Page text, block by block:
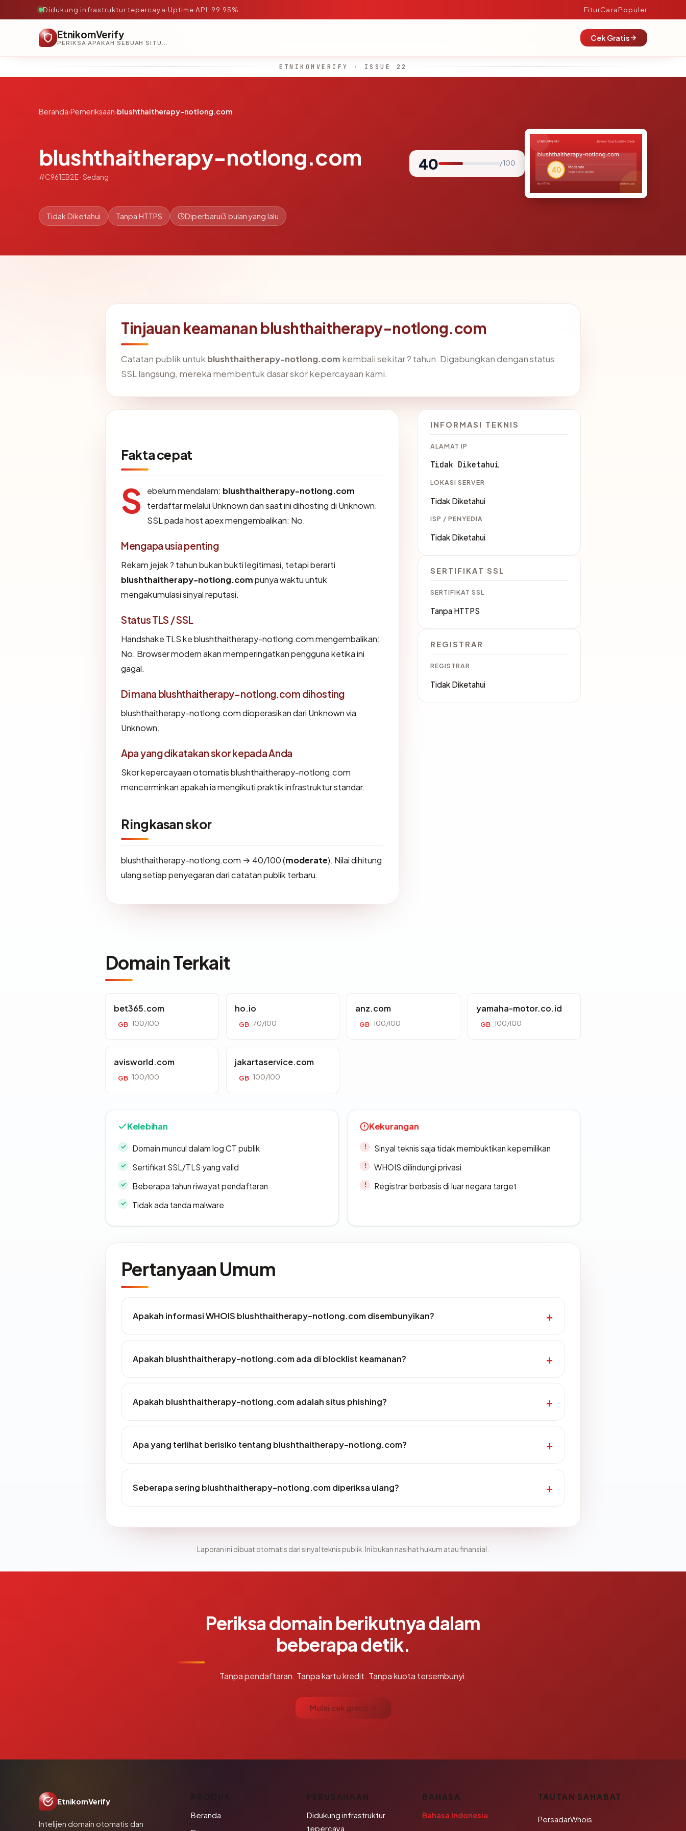
Didukung infrastruktur tepercaya·Uptime API: 99.95% FiturCaraPopuler
EtnikomVerify
PERIKSA APAKAH SEBUAH SITUS AMAN, TEPERCAYA, DAN TERVERIFIKASI DALAM HITUNGAN DETIK.
Cek Gratis
ETNIKOMVERIFY · ISSUE 22
Beranda›Pemeriksaan›blushthaitherapy-notlong.com
blushthaitherapy-notlong.com
#C961EB2E · Sedang
40 / 100
Tidak Diketahui Tanpa HTTPS Diperbarui3 bulan yang lalu
Tinjauan keamanan blushthaitherapy-notlong.com
Catatan publik untuk blushthaitherapy-notlong.com kembali sekitar ? tahun. Digabungkan dengan status
SSL langsung, mereka membentuk dasar skor kepercayaan kami.
Fakta cepat
S ebelum mendalam: blushthaitherapy-notlong.com
terdaftar melalui Unknown dan saat ini dihosting di Unknown.
SSL pada host apex mengembalikan: No.
Mengapa usia penting
Rekam jejak ? tahun bukan bukti legitimasi, tetapi berarti
blushthaitherapy-notlong.compunya waktu untuk
mengakumulasi sinyal reputasi.
Status TLS / SSL
Handshake TLS ke blushthaitherapy-notlong.com mengembalikan:
No. Browser modern akan memperingatkan pengguna ketika ini
gagal.
Di mana blushthaitherapy-notlong.com dihosting
blushthaitherapy-notlong.com dioperasikan dari Unknown via
Unknown.
Apa yang dikatakan skor kepada Anda
Skor kepercayaan otomatis blushthaitherapy-notlong.com
mencerminkan apakah ia mengikuti praktik infrastruktur standar.
Ringkasan skor
blushthaitherapy-notlong.com → 40/100 (moderate). Nilai dihitung
ulang setiap penyegaran dari catatan publik terbaru.
INFORMASI TEKNIS
ALAMAT IP
Tidak Diketahui
LOKASI SERVER
Tidak Diketahui
ISP / PENYEDIA
Tidak Diketahui
SERTIFIKAT SSL
SERTIFIKAT SSL
Tanpa HTTPS
REGISTRAR
REGISTRAR
Tidak Diketahui
Domain Terkait
bet365.com
GB 100/100
ho.io
GB 70/100
anz.com
GB 100/100
yamaha-motor.co.id
GB 100/100
avisworld.com
GB 100/100
jakartaservice.com
GB 100/100
Kelebihan
Domain muncul dalam log CT publik
Sertifikat SSL/TLS yang valid
Beberapa tahun riwayat pendaftaran
Tidak ada tanda malware
Kekurangan
Sinyal teknis saja tidak membuktikan kepemilikan
WHOIS dilindungi privasi
Registrar berbasis di luar negara target
Pertanyaan Umum
Apakah informasi WHOIS blushthaitherapy-notlong.com disembunyikan?
Apakah blushthaitherapy-notlong.com ada di blocklist keamanan?
Apakah blushthaitherapy-notlong.com adalah situs phishing?
Apa yang terlihat berisiko tentang blushthaitherapy-notlong.com?
Seberapa sering blushthaitherapy-notlong.com diperiksa ulang?
Laporan ini dibuat otomatis dari sinyal teknis publik. Ini bukan nasihat hukum atau finansial.
Periksa domain berikutnya dalam
beberapa detik.
Tanpa pendaftaran. Tanpa kartu kredit. Tanpa kuota tersembunyi.
Mulai cek gratis →
EtnikomVerify
Intelijen domain otomatis dan
PRODUK
Beranda
PERUSAHAAN
Didukung infrastruktur
tepercaya
BAHASA
Bahasa Indonesia
TAUTAN SAHABAT
PersadarWhois